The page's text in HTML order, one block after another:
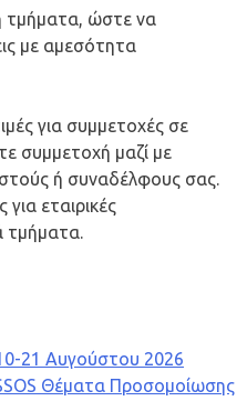
τμήματα, ώστε να
με αμεσότητα
για συμμετοχές σε
συμμετοχή μαζί με
ή συναδέλφους σας.
για εταιρικές
τμήματα.
21 Αυγούστου 2026
Θέματα Προσομοίωσης